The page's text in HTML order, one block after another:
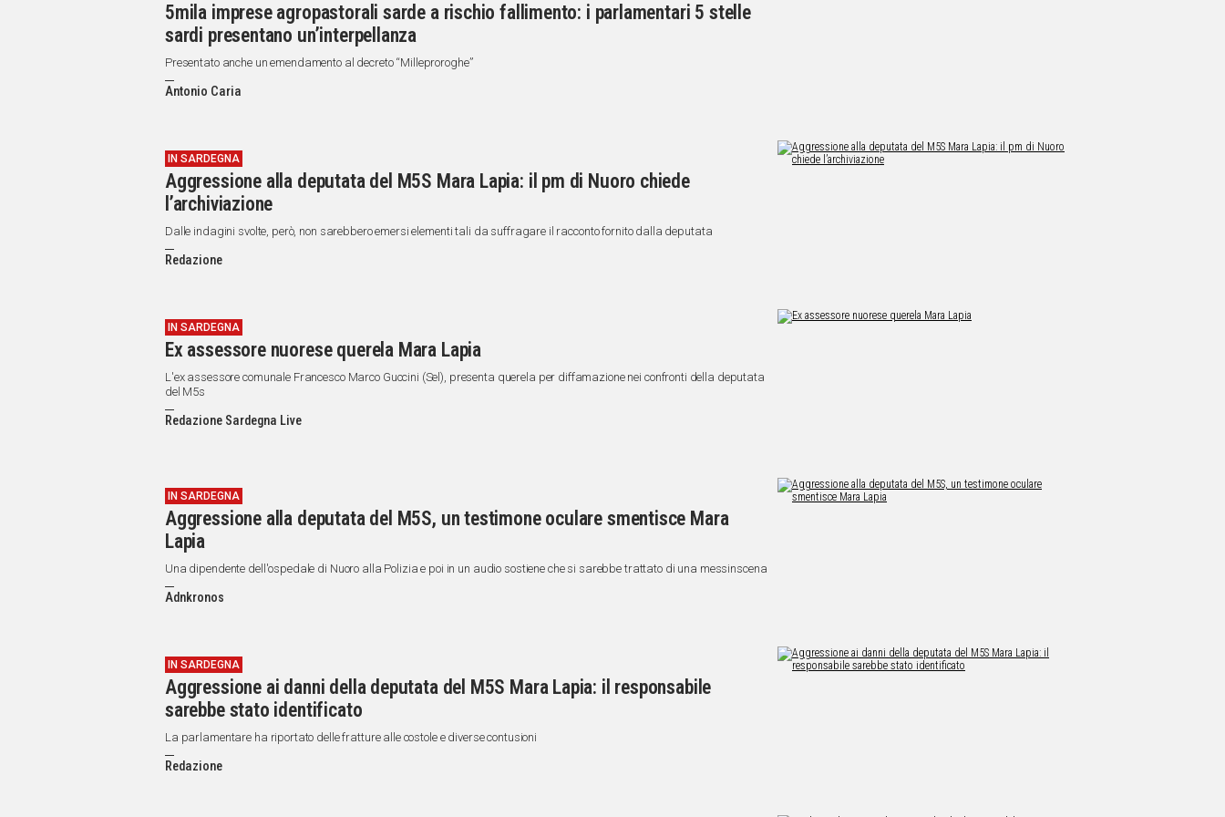
5mila imprese agropastorali sarde a rischio fallimento: i parlamentari 5 stelle
sardi presentano un’interpellanza
Presentato anche un emendamento al decreto “Milleproroghe”
Antonio Caria
IN SARDEGNA
Aggressione alla deputata del M5S Mara Lapia: il pm di Nuoro chiede
l’archiviazione
Dalle indagini svolte, però, non sarebbero emersi elementi tali da suffragare il racconto fornito dalla deputata
Redazione
IN SARDEGNA
Ex assessore nuorese querela Mara Lapia
L'ex assessore comunale Francesco Marco Guccini (Sel), presenta querela per diffamazione nei confronti della deputata
del M5s
Redazione Sardegna Live
IN SARDEGNA
Aggressione alla deputata del M5S, un testimone oculare smentisce Mara
Lapia
Una dipendente dell'ospedale di Nuoro alla Polizia e poi in un audio sostiene che si sarebbe trattato di una messinscena
Adnkronos
IN SARDEGNA
Aggressione ai danni della deputata del M5S Mara Lapia: il responsabile
sarebbe stato identificato
La parlamentare ha riportato delle fratture alle costole e diverse contusioni
Redazione